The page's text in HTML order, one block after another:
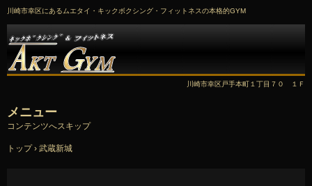
川崎市幸区にあるムエタイ・キックボクシング・フィットネスの本格的GYM
川崎市幸区戸手本町１丁目７０ １Ｆ
メニュー
コンテンツへスキップ
トップ › 武蔵新城